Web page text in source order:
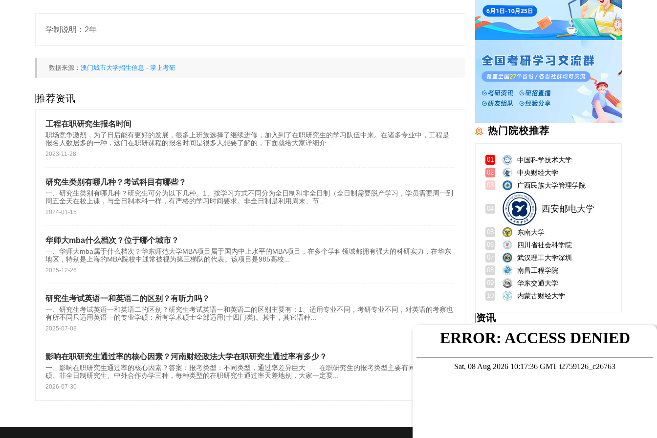
学制说明： 2年
数据来源： 澳门城市大学招生信息 - 掌上考研
推荐资讯
工程在职研究生报名时间
职场竞争激烈，为了日后能有更好的发展，很多上班族选择了继续进修，加入到了在职研究生的学习队伍中来。在诸多专业中，工程是
报名人数居多的一种，这门在职研课程的报名时间是很多人想要了解的，下面就给大家详细介
2023-11-28
研究生类别有哪几种？考试科目有哪些？
一、研究生类别有哪几种？研究生可分为以下几种。1、按学习方式不同分为全日制和非全日制（全日制需要脱产学习，学员需要周一到
周五全天在校上课，与全日制本科一样，有严格的学习时间要求。非全日制是利用周末、节
2024-01-15
华师大mba什么档次？位于哪个城市？
一、华师大mba属于什么档次？华东师范大学MBA项目属于国内中上水平的MBA项目，在多个学科领域都拥有强大的科研实力，在华东
地区，特别是上海的MBA院校中通常被视为第三梯队的代表。‌该项目是985高校
2025-12-26
研究生考试英语一和英语二的区别？有听力吗？
一、研究生考试英语一和英语二的区别？研究生考试英语一和英语二的区别主要有：1、适用专业不同，考研专业不同，对英语的考察也
有所不同只适用英语一的专业学硕：所有学术硕士全部适用(十四门类)。其中，其它语种
2025-07-08
影响在职研究生通过率的核心因素？河南财经政法大学在职研究生通过率有多少？
一、影响在职研究生通过率的核心因素？答案：报考类型：不同类型，通过率差异巨大 在职研究生的报考类型主要有同等学力申
硕、非全日制研究生、中外合作办学三种，每种类型的在职研究生通过率天差地别，大家一定要
2026-07-30
热门院校推荐
01 中国科学技术大学
02 中央财经大学
03 广西民族大学管理学院
04 西安邮电大学
05 东南大学
06 四川省社会科学院
07 武汉理工大学深圳
08 南昌工程学院
09 华东交通大学
10 内蒙古财经大学
资讯
上海交通大学新闻传播学院在哪个校区？需要艺考吗？
中国科学院在职研究生入学报名时间？申硕报名时间？
在职研究生要读几年？含金量高吗？